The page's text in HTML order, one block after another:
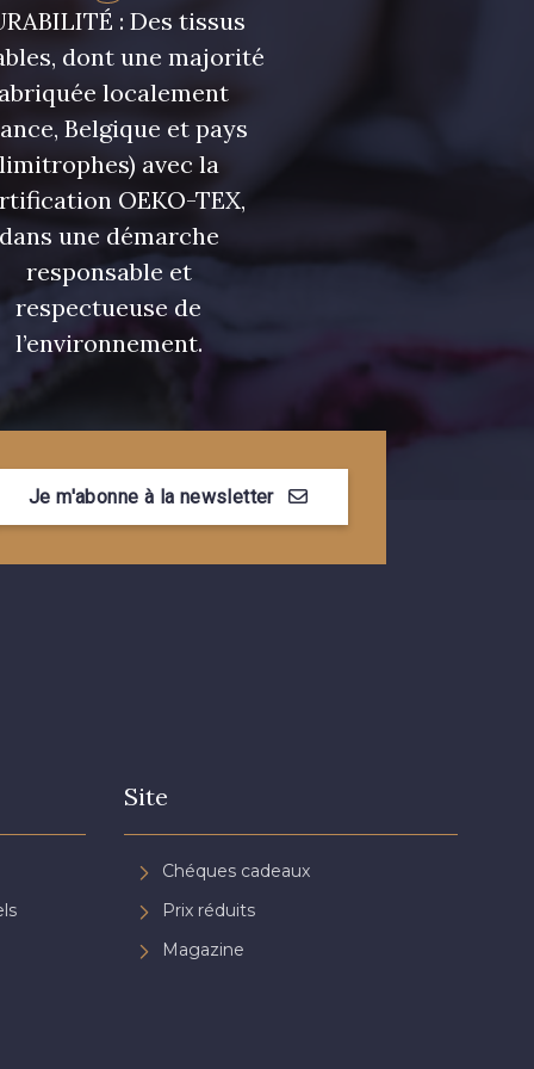
: Des tissus
dont une majorité
localement
Belgique et pays
avec la
OEKO-TEX,
une démarche
responsable et
respectueuse de
l’environnement.
Je m'abonne à la newsletter
Site
Chéques cadeaux
Prix réduits
Magazine